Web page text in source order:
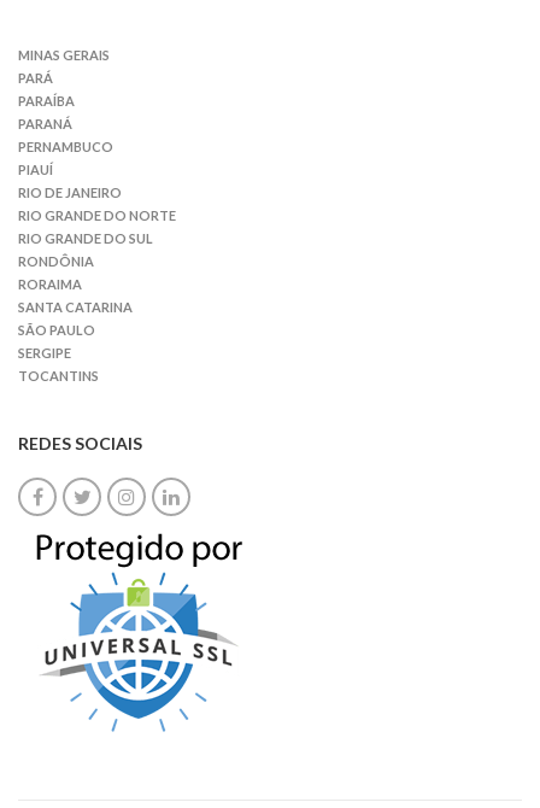
MINAS GERAIS
PARÁ
PARAÍBA
PARANÁ
PERNAMBUCO
PIAUÍ
RIO DE JANEIRO
RIO GRANDE DO NORTE
RIO GRANDE DO SUL
RONDÔNIA
RORAIMA
SANTA CATARINA
SÃO PAULO
SERGIPE
TOCANTINS
REDES SOCIAIS